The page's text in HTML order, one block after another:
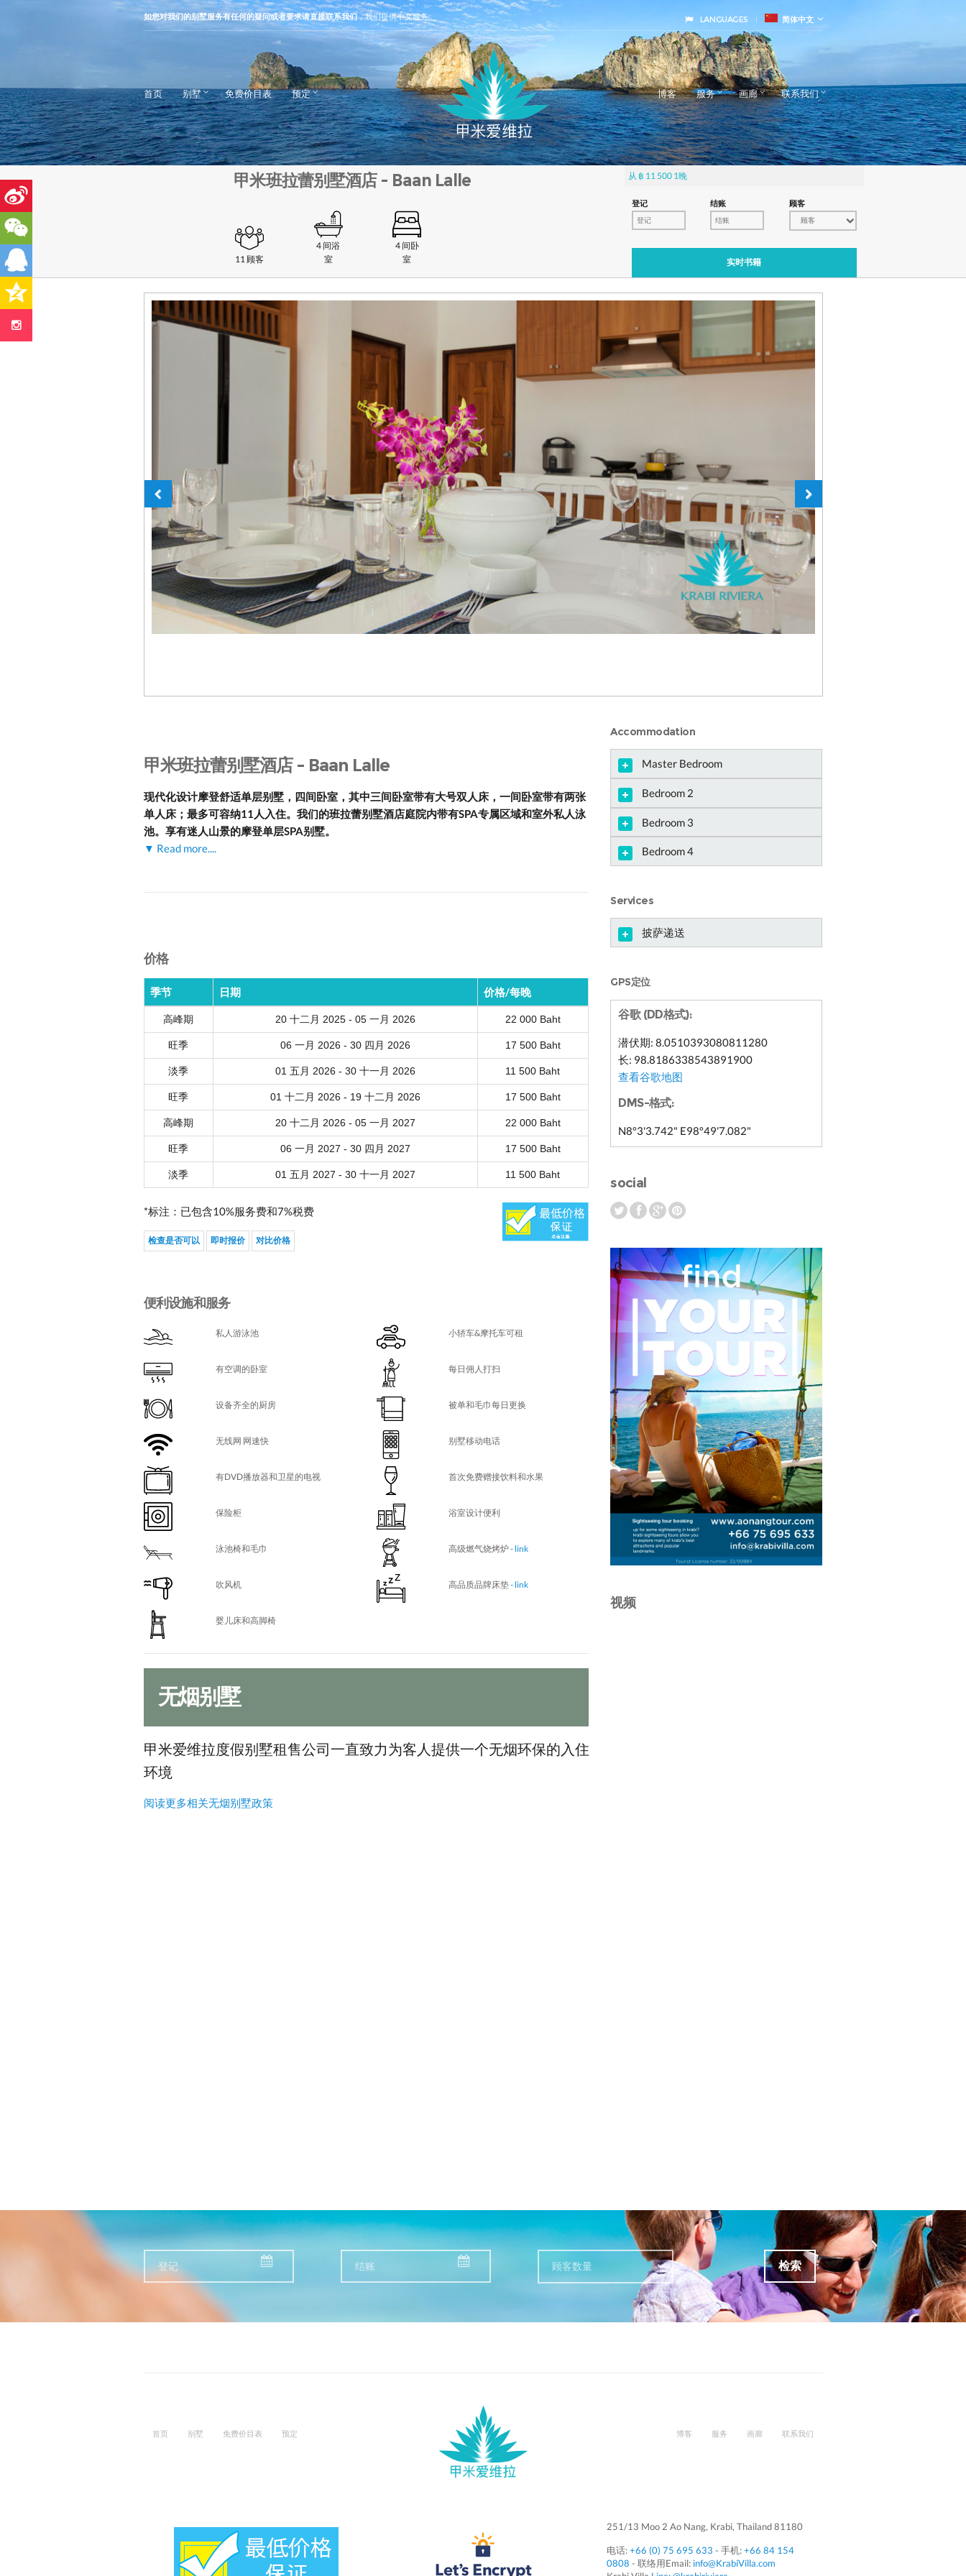
如您对我们的别墅服务有任何的疑问或者要求请直接联系我们，我们提供中文服务 LANGUAGES 简体中文
首页 别墅 免费价目表 预定 博客 服务 画廊 联系我们
甲米班拉蕾别墅酒店 - Baan Lalle
11 顾客
4 间浴
室
4 间卧
室
从 ฿ 11 500 1晚
登记 结账
顾客
顾客
实时书籍
甲米班拉蕾别墅酒店 - Baan Lalle
现代化设计摩登舒适单层别墅，四间卧室，其中三间卧室带有大号双人床，一间卧室带有两张
单人床；最多可容纳11人入住。我们的班拉蕾别墅酒店庭院内带有SPA专属区域和室外私人泳
池。享有迷人山景的摩登单层SPA别墅。
▼ Read more....
价格
季节 日期 价格/每晚
高峰期 20 十二月 2025 - 05 一月 2026 22 000 Baht
旺季 06 一月 2026 - 30 四月 2026 17 500 Baht
淡季 01 五月 2026 - 30 十一月 2026 11 500 Baht
旺季 01 十二月 2026 - 19 十二月 2026 17 500 Baht
高峰期 20 十二月 2026 - 05 一月 2027 22 000 Baht
旺季 06 一月 2027 - 30 四月 2027 17 500 Baht
淡季 01 五月 2027 - 30 十一月 2027 11 500 Baht
*标注：已包含10%服务费和7%税费
检查是否可以 即时报价 对比价格
便利设施和服务
私人游泳池
有空调的卧室
设备齐全的厨房
无线网 网速快
有DVD播放器和卫星的电视
保险柜
泳池椅和毛巾
吹风机
婴儿床和高脚椅
小轿车&摩托车可租
每日佣人打扫
被单和毛巾每日更换
别墅移动电话
首次免费赠接饮料和水果
浴室设计便利
高级燃气烧烤炉- link
高品质品牌床垫- link
无烟别墅
甲米爱维拉度假别墅租售公司一直致力为客人提供一个无烟环保的入住
环境
阅读更多相关无烟别墅政策
Accommodation
Master Bedroom
Bedroom 2
Bedroom 3
Bedroom 4
Services
披萨递送
GPS定位
谷歌 (DD格式):
潜伏期: 8.0510393080811280
长: 98.8186338543891900
查看谷歌地图
DMS-格式:
N8º3'3.742" E98º49'7.082"
social
视频
顾客数量 检索
首页 别墅 免费价目表 预定 博客 服务 画廊 联系我们
251/13 Moo 2 Ao Nang, Krabi, Thailand 81180
电话:+66 (0) 75 695 633 - 手机:+66 84 154
0808 - 联络用Email: info@KrabiVilla.com